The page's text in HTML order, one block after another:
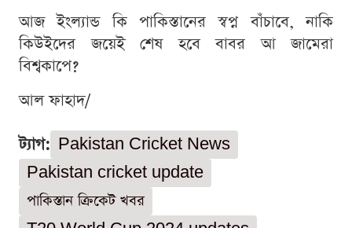
আজ ইংল্যান্ড কি পাকিস্তানের স্বপ্ন বাঁচাবে, নাকি
কিউইদের জয়েই শেষ হবে বাবর আ জামেরা
বিশ্বকাপে?
আল ফাহাদ/
ট্যাগ: Pakistan Cricket News
Pakistan cricket update
পাকিস্তান ক্রিকেট খবর